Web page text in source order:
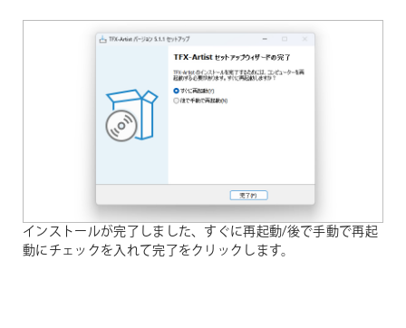
インストールが完了しました、すぐに再起動/後で手動で再起
動にチェックを入れて完了をクリックします。